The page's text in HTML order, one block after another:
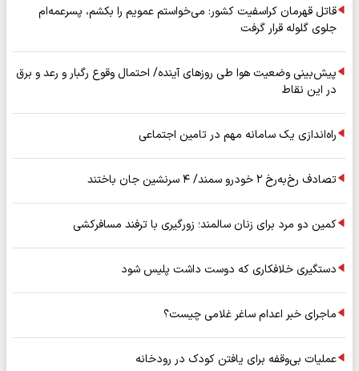
قاتل قهرمان کراسفیت کشور: می‌خواستم عمویم را بکشم، پسرعمه‌ام
جلوی گلوله قرار گرفت
پیش‌بینی وضعیت هوا طی روزهای آینده/ احتمال وقوع رگبار و رعد و برق
در این نقاط
راه‌اندازی یک سامانه مهم در تامین اجتماعی
تصادف رخ‌به‌رخ ۲ خودرو سمند/ ۴ سرنشین جان باختند
کمین دو مرد برای زنان سالمند؛ زورگیری با ترفند مسافرکشی
دستگیری خلافکاری که دوست داشت پلیس شود
ماجرای خبر اعدام ساغر غلامی چیست؟
عملیات بی‌وقفه برای یافتن کودک در رودخانه